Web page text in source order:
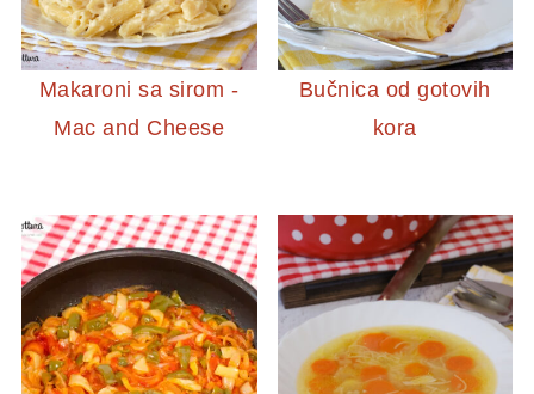
Makaroni sa sirom -
Mac and Cheese
Bučnica od gotovih
kora